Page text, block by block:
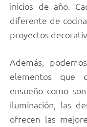
inicios de año.
diferente de
proyectos
Además,
elementos que
ensueño como
iluminación, las
ofrecen las